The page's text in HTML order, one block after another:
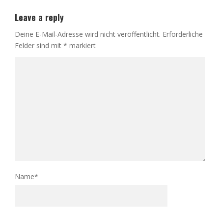
Leave a reply
Deine E-Mail-Adresse wird nicht veröffentlicht. Erforderliche
Felder sind mit * markiert
Name*